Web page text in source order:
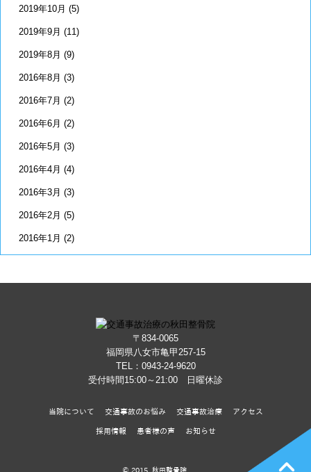
2019年10月 (5)
2019年9月 (11)
2019年8月 (9)
2016年8月 (3)
2016年7月 (2)
2016年6月 (2)
2016年5月 (3)
2016年4月 (4)
2016年3月 (3)
2016年2月 (5)
2016年1月 (2)
〒834-0065
福岡県八女市亀甲257-15
TEL： 0943-24-9620
受付時間15:00～21:00 日曜休診
当院について 交通事故のお悩み 交通事故治療 アクセス
採用情報 患者様の声 お知らせ
© 2015 秋田整骨院.